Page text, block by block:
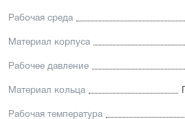
Рабочая среда
Материал корпуса
Рабочее давление
Материал кольца
Рабочая температура